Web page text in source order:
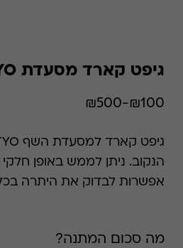
גיפט קארד מסעדת TYO
₪100-₪500
הנקוב. ניתן לממש באופן
מה סכום המתנה?